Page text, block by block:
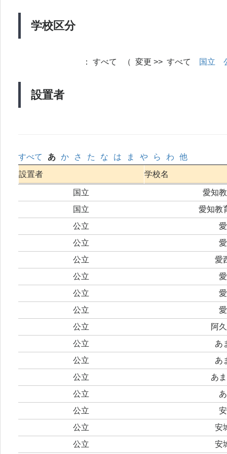
学校区分
設置者
： すべて （ 変更 >> すべて 国立
すべて あ か さ た な は ま や ら わ
他
設置者
学校名
国立
愛知
国立
愛知教
公立
公立
公立
愛
公立
公立
公立
公立
阿
公立
あ
公立
あ
公立
あ
公立
公立
公立
安
公立
安